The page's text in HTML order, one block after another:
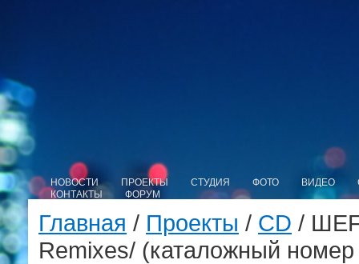
НОВОСТИ ПРОЕКТЫ СТУДИЯ ФОТО ВИДЕО
КОНТАКТЫ
ФОРУМ
Главная / Проекты / CD /
Remixes/ (каталожный